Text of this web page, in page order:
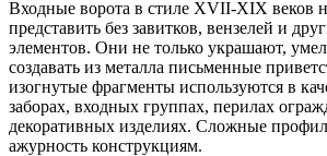
Входные ворота в стиле XVII-XIX веков
представить без завитков, вензелей и
элементов. Они не только украшают,
создавать из металла письменные
изогнутые фрагменты используются в
заборах, входных группах, перилах
декоративных изделиях. Сложные
ажурность конструкциям.